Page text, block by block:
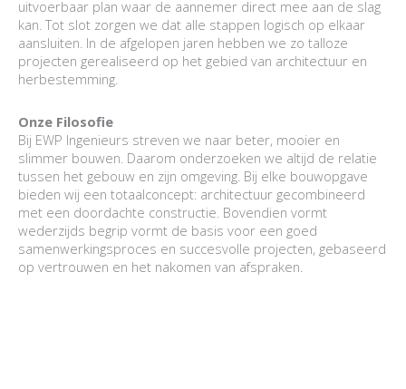
uitvoerbaar plan waar de aannemer direct mee aan de slag
kan. Tot slot zorgen we dat alle stappen logisch op elkaar
aansluiten. In de afgelopen jaren hebben we zo talloze
projecten gerealiseerd op het gebied van architectuur en
herbestemming.
Onze Filosofie
Bij EWP Ingenieurs streven we naar beter, mooier en
slimmer bouwen. Daarom onderzoeken we altijd de relatie
tussen het gebouw en zijn omgeving. Bij elke bouwopgave
bieden wij een totaalconcept: architectuur gecombineerd
met een doordachte constructie. Bovendien vormt
wederzijds begrip vormt de basis voor een goed
samenwerkingsproces en succesvolle projecten, gebaseerd
op vertrouwen en het nakomen van afspraken.